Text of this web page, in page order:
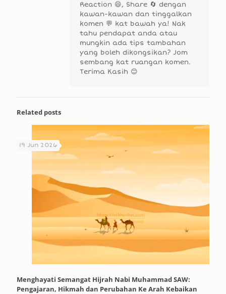
Reaction 😄, Share 🔄 dengan
kawan-kawan dan tinggalkan
komen 💬 kat bawah ya! Nak
tahu pendapat anda atau
mungkin ada tips tambahan
yang boleh dikongsikan? Jom
sembang kat ruangan komen.
Terima Kasih 😊
Related posts
19 Jun 2026
Menghayati Semangat Hijrah Nabi Muhammad SAW:
Pengajaran, Hikmah dan Perubahan Ke Arah Kebaikan